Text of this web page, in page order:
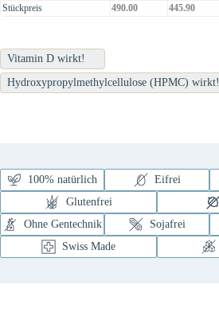
Stückpreis
490.00 445.90
Vitamin D wirkt!
Hydroxypropylmethylcellulose (HPMC) wirkt!
100% natürlich Eifrei
Glutenfrei
Ohne Gentechnik
Sojafrei
Swiss Made